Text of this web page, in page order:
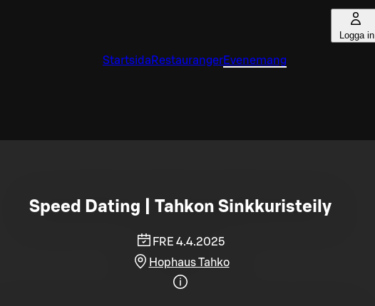
Logga in
Startsida RestaurangerEvenemang
Speed Dating | Tahkon Sinkkuristeily
FRE 4.4.2025
Hophaus Tahko